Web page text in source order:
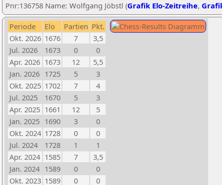
Pnr:136758 Name: Wolfgang Jöbstl (Grafik Elo-Zeitreihe,
Periode Elo Partien Pkt.
Okt. 2026 1676 7
3,5
Jul. 2026
1673 0
0
Apr. 2026 1673 12
5,5
Jan. 2026 1725 5
3
Okt. 2025 1702 7
4
Jul. 2025
1670 5
3
Apr. 2025 1661 12
5
Jan. 2025 1690 3
0
Okt. 2024 1728 0
0
Jul. 2024
1728 1
1
Apr. 2024 1585 7
3,5
Jan. 2024 1589 0
0
Okt. 2023 1589 0
0